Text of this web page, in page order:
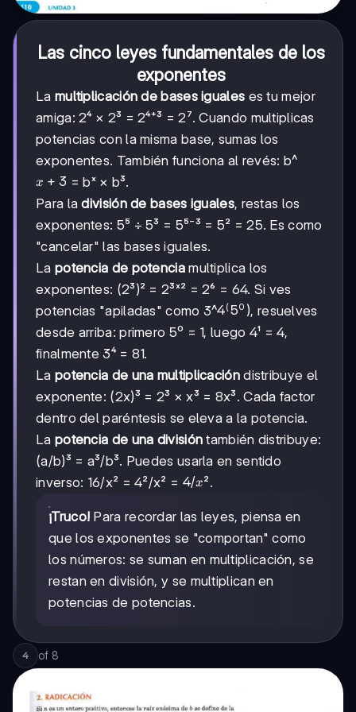
Las cinco leyes fundamentales de los
exponentes
La multiplicación de bases iguales es tu mejor
amiga: 2⁴ × 2³ = 2⁴⁺³ = 2⁷. Cuando multiplicas
potencias con la misma base, sumas los
exponentes. También funciona al revés: b^
x+3
x + 3 = bˣ × b³.
Para ladivisión de bases iguales, restas los
exponentes: 5⁵ ÷ 5³ = 5⁵⁻³ = 5² = 25. Es como
"cancelar" las bases iguales.
La potencia de potenciamultiplica los
exponentes: (2³)² = 2³ˣ² = 2⁶ = 64. Si ves
potencias "apiladas" como 3^4^(5⁰)
4(50 ), resuelves
desde arriba: primero 5⁰ = 1, luego 4¹ = 4,
finalmente 3⁴ = 81.
La potencia de una multiplicacióndistribuye el
exponente: (2x)³ = 2³ × x³ = 8x³. Cada factor
dentro del paréntesis se eleva a la potencia.
La potencia de una división también distribuye:
(a/b)³ = a³/b³. Puedes usarla en sentido
inverso: 16/x² = 4²/x² = 4/x
4/x².
¡Truco! Para recordar las leyes, piensa en
que los exponentes se "comportan" como
los números: se suman en multiplicación, se
restan en división, y se multiplican en
potencias de potencias.
4 of 8